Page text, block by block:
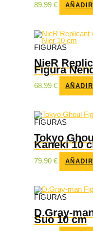
89,99 € AÑADIR
FIGURAS
NieR
Figura
68,99 € AÑADIR
FIGURAS
Tokyo
Kaneki 10
79,90 € AÑADIR
FIGURAS
D.Gray-
Suo 10 cm